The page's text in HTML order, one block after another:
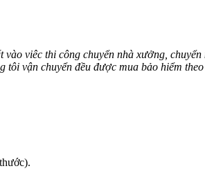
viêc thi công chuyển nhà xưởng,
vận chuyển đều được mua bảo hiểm